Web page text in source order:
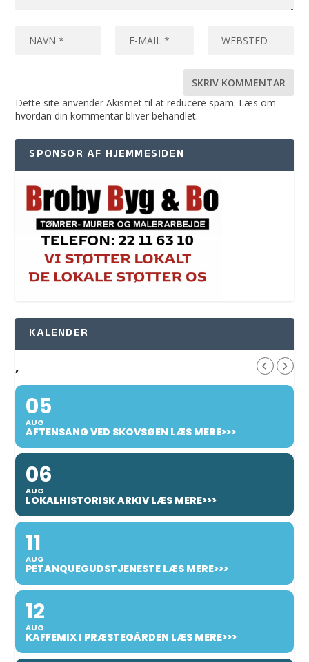
Dette site anvender Akismet til at reducere spam. Læs om
hvordan din kommentar bliver behandlet.
SPONSOR AF HJEMMESIDEN
KALENDER
,
05
AUG
AFTENSANG VED SKOVSØEN LÆS MERE>>>
06
AUG
LOKALHISTORISK ARKIV LÆS MERE>>>
11
AUG
PETANQUEGUDSTJENESTE LÆS MERE>>>
12
AUG
KAFFEMIX I PRÆSTEGÅRDEN LÆS MERE>>>